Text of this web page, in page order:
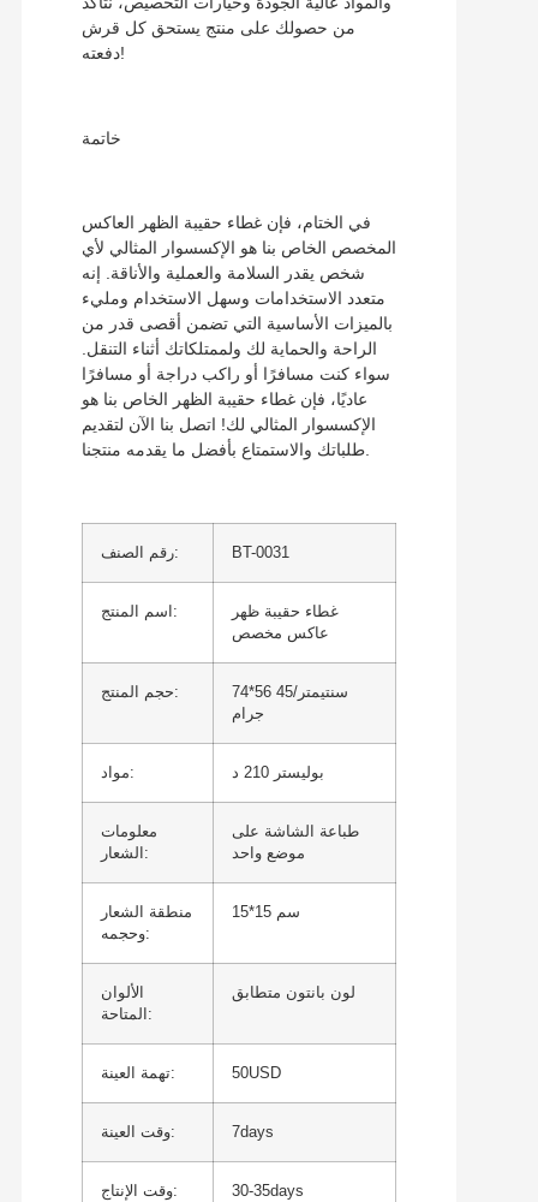
من حصولك على منتج يستحق كل قرش
دفعته!
خاتمة
في الختام، فإن غطاء حقيبة الظهر العاكس
المخصص الخاص بنا هو الإكسسوار المثالي لأي
شخص يقدر السلامة والعملية والأناقة. إنه
متعدد الاستخدامات وسهل الاستخدام ومليء
بالميزات الأساسية التي تضمن أقصى قدر من
الراحة والحماية لك ولممتلكاتك أثناء التنقل.
سواء كنت مسافرًا أو راكب دراجة أو مسافرًا
عاديًا، فإن غطاء حقيبة الظهر الخاص بنا هو
الإكسسوار المثالي لك! اتصل بنا الآن لتقديم
طلباتك والاستمتاع بأفضل ما يقدمه منتجنا.
رقم الصنف: BT-0031
اسم المنتج:
غطاء حقيبة ظهر
عاكس مخصص
حجم المنتج:
74*56 سنتيمتر/45
جرام
مواد: بوليستر 210 د
معلومات
الشعار:
طباعة الشاشة على
موضع واحد
منطقة الشعار
وحجمه:
15*15 سم
الألوان
المتاحة:
لون بانتون متطابق
تهمة العينة: 50USD
وقت العينة: 7days
وقت الإنتاج: 30-35days